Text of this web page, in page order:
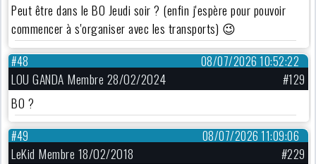
Peut être dans le BO Jeudi soir ? (enfin j'espère pour pouvoir
commencer à s'organiser avec les transports) 😉
08/07/2026 10:52:22
#48
LOU GANDA Membre 28/02/2024
#129
BO ?
08/07/2026 11:09:06
#49
LeKid Membre 18/02/2018
#229